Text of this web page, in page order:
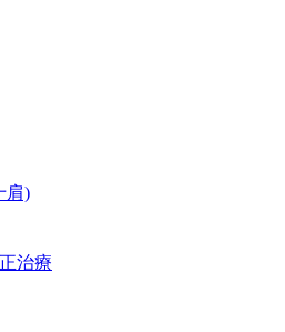
肩)
治療